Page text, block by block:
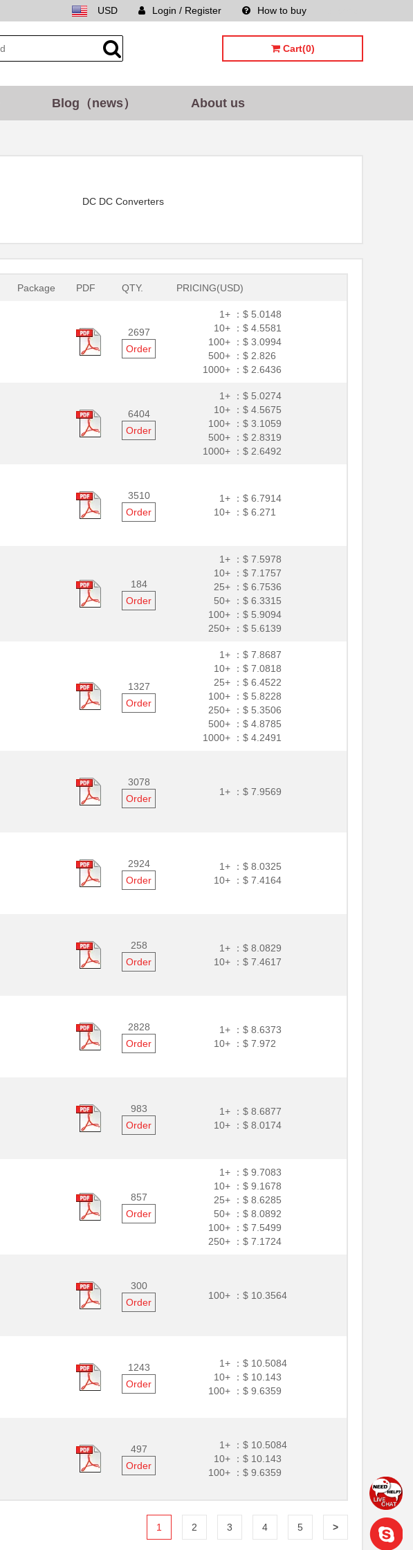
How to buy
Login / Register
USD
Cart(0)
Blog（news） About us
DC DC Converters
Package PDF QTY. PRICING(USD)
2697
Order
1+ ：$ 5.0148
10+ ：$ 4.5581
100+ ：$ 3.0994
500+ ：$ 2.826
1000+ ：$ 2.6436
6404
Order
1+ ：$ 5.0274
10+ ：$ 4.5675
100+ ：$ 3.1059
500+ ：$ 2.8319
1000+ ：$ 2.6492
3510
Order
1+ ：$ 6.7914
10+ ：$ 6.271
184
Order
1+ ：$ 7.5978
10+ ：$ 7.1757
25+ ：$ 6.7536
50+ ：$ 6.3315
100+ ：$ 5.9094
250+ ：$ 5.6139
1327
Order
1+ ：$ 7.8687
10+ ：$ 7.0818
25+ ：$ 6.4522
100+ ：$ 5.8228
250+ ：$ 5.3506
500+ ：$ 4.8785
1000+ ：$ 4.2491
3078
Order
1+ ：$ 7.9569
2924
Order
1+ ：$ 8.0325
10+ ：$ 7.4164
258
Order
1+ ：$ 8.0829
10+ ：$ 7.4617
2828
Order
1+ ：$ 8.6373
10+ ：$ 7.972
983
Order
1+ ：$ 8.6877
10+ ：$ 8.0174
857
Order
1+ ：$ 9.7083
10+ ：$ 9.1678
25+ ：$ 8.6285
50+ ：$ 8.0892
100+ ：$ 7.5499
250+ ：$ 7.1724
300
Order
100+ ：$ 10.3564
1243
Order
1+ ：$ 10.5084
10+ ：$ 10.143
100+ ：$ 9.6359
497
Order
1+ ：$ 10.5084
10+ ：$ 10.143
100+ ：$ 9.6359
1 2 3 4 5 >